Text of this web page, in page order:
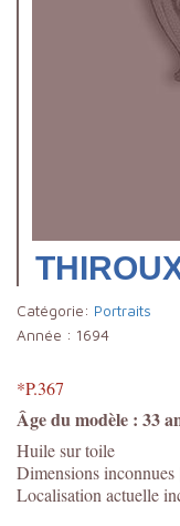
Catégorie: Portraits
Année : 1694
*P.367
Âge du modèle : 33
Huile sur toile
Dimensions inconnues
Localisation actuelle